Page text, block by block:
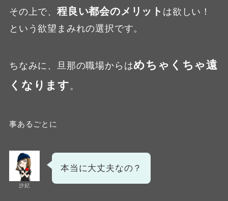
その上で、 程良い都会のメリット は欲しい！
という欲望まみれの選択です。
ちなみに、旦那の職場からはめちゃくちゃ遠
くなります 。
事あるごとに
沙妃
本当に大丈夫なの？